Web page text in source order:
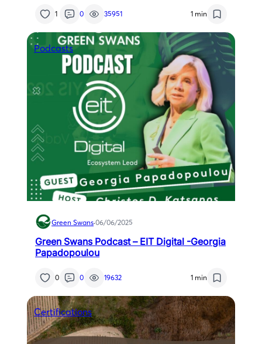
1 0 35951 1 min
Podcasts
Green Swans·06/06/2025
Green Swans Podcast – EIT Digital -Georgia
Papadopoulou
0 0 19632 1 min
Certifications